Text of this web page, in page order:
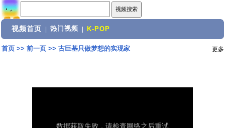
视频首页 热门视频 K-POP
首页>> 前一页>> 古巨基只做梦想的实现家 更多